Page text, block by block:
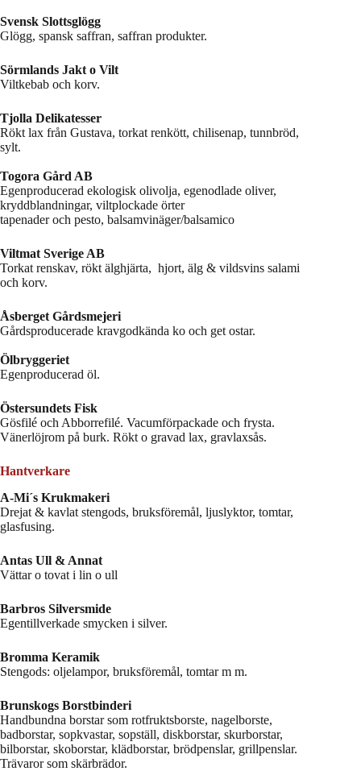
Svensk Slottsglögg
Glögg, spansk saffran, saffran produkter.
Sörmlands Jakt o Vilt
Viltkebab och korv.
Tjolla Delikatesser
Rökt lax från Gustava, torkat renkött, chilisenap, tunnbröd,
sylt.
Togora Gård AB
Egenproducerad ekologisk olivolja, egenodlade oliver,
kryddblandningar, viltplockade örter
tapenader och pesto, balsamvinäger/balsamico
Viltmat Sverige AB
Torkat renskav, rökt älghjärta, hjort, älg & vildsvins salami
och korv.
Åsberget Gårdsmejeri
Gårdsproducerade kravgodkända ko och get ostar.
Ölbryggeriet
Egenproducerad öl.
Östersundets Fisk
Gösfilé och Abborrefilé. Vacumförpackade och frysta.
Vänerlöjrom på burk. Rökt o gravad lax, gravlaxsås.
Hantverkare
A-Mi´s Krukmakeri
Drejat & kavlat stengods, bruksföremål, ljuslyktor, tomtar,
glasfusing.
Antas Ull & Annat
Vättar o tovat i lin o ull
Barbros Silversmide
Egentillverkade smycken i silver.
Bromma Keramik
Stengods: oljelampor, bruksföremål, tomtar m m.
Brunskogs Borstbinderi
Handbundna borstar som rotfruktsborste, nagelborste,
badborstar, sopkvastar, sopställ, diskborstar, skurborstar,
bilborstar, skoborstar, klädborstar, brödpenslar, grillpenslar.
Trävaror som skärbrädor.